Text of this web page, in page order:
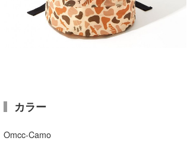
カラー
Omcc-Camo